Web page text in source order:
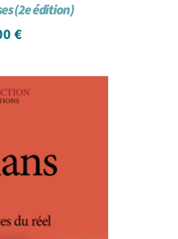
(2e édition)
€